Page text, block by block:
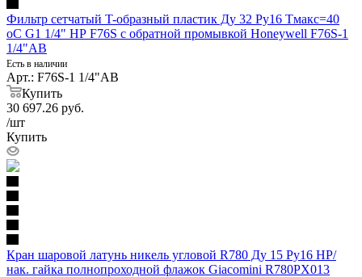
Фильтр сетчатый T-образный пластик Ду 32 Ру16 Тмакс=40
oC G1 1/4" НР F76S с обратной промывкой Honeywell F76S-1
1/4"AB
Есть в наличии
Арт.: F76S-1 1/4"AB
Купить
30 697.26 руб.
/шт
Купить
Кран шаровой латунь никель угловой R780 Ду 15 Ру16 НР/
нак. гайка полнопроходной флажок Giacomini R780PX013